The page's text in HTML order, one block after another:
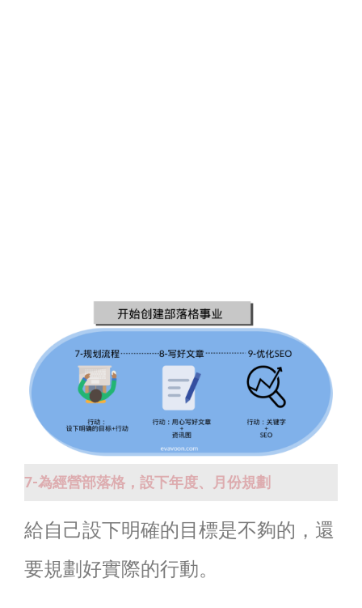
7-為經營部落格，設下年度、月份規劃
給自己設下明確的目標是不夠的，還
要規劃好實際的行動。